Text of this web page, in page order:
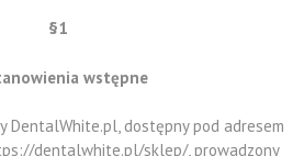
§1
wstępne
DentalWhite.pl, dostępny pod adresem
dentalwhite.pl/sklep/, prowadzony